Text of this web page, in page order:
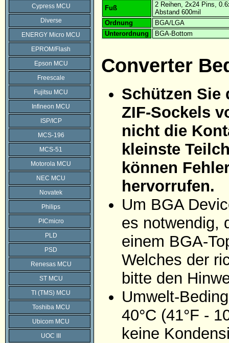
Cypress MCU
Diverse
ENERGY Micro MCU
EPROM/Flash
Epson MCU
Freescale
Fujitsu MCU
Infineon MCU
ISP/ICP
MCS-196
MCS-51
Motorola MCU
NEC MCU
Novatek
Philips
PICmicro
PLD
PSD
Renesas MCU
ST MCU
TI (TMS) MCU
Toshiba MCU
Ubicom MCU
UOC III
Fuß
2 Reihen, 2x24 Pins,
Abstand 600mil
Ordnung
BGA/LGA
Unterordnung
BGA-Bottom
Converter
Schützen Sie
ZIF-Sockels
nicht die
kleinste
können
hervorrufen.
Um BGA
es notwendig,
einem BGA-
Welches der
bitte den
Umwelt-
40°C (41°F -
keine